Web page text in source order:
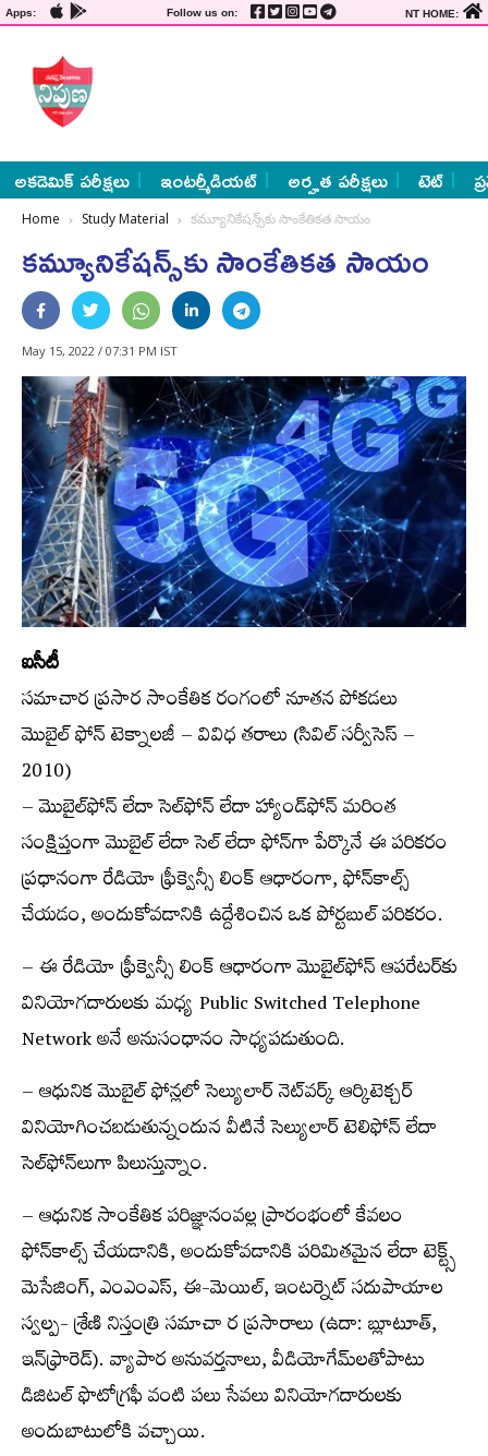
Apps: Follow us on: NT HOME:
అకడెమిక్ పరీక్షలు ఇంటర్మీడియట్ అర్హత పరీక్షలు టెట్
Home Study Material కమ్యూనికేషన్స్‌కు సాంకేతికత సాయం
కమ్యూనికేషన్స్‌కు సాంకేతికత సాయం
May 15, 2022 / 07:31 PM IST
ఐసీటీ
సమాచార ప్రసార సాంకేతిక రంగంలో నూతన పోకడలు
మొబైల్ ఫోన్ టెక్నాలజీ – వివిధ తరాలు (సివిల్ సర్వీసెస్ –
2010)
– మొబైల్‌ఫోన్ లేదా సెల్‌ఫోన్ లేదా హ్యాండ్‌ఫోన్ మరింత
సంక్షిప్తంగా మొబైల్ లేదా సెల్ లేదా ఫోన్‌గా పేర్కొనే ఈ పరికరం
ప్రధానంగా రేడియో ఫ్రీక్వెన్సీ లింక్ ఆధారంగా, ఫోన్‌కాల్స్
చేయడం, అందుకోవడానికి ఉద్దేశించిన ఒక పోర్టబుల్ పరికరం.
– ఈ రేడియో ఫ్రీక్వెన్సీ లింక్ ఆధారంగా మొబైల్‌ఫోన్ ఆపరేటర్‌కు
వినియోగదారులకు మధ్య Public Switched Telephone
Network అనే అనుసంధానం సాధ్యపడుతుంది.
– ఆధునిక మొబైల్ ఫోన్లలో సెల్యులార్ నెట్‌వర్క్ ఆర్కిటెక్చర్
వినియోగించబడుతున్నందున వీటినే సెల్యులార్ టెలిఫోన్ లేదా
సెల్‌ఫోన్‌లుగా పిలుస్తున్నాం.
– ఆధునిక సాంకేతిక పరిజ్ఞానంవల్ల ప్రారంభంలో కేవలం
ఫోన్‌కాల్స్ చేయడానికి, అందుకోవడానికి పరిమితమైన లేదా టెక్ట్స్
మెసేజింగ్, ఎంఎంఎస్, ఈ-మెయిల్, ఇంటర్నెట్ సదుపాయాల
స్వల్ప- శ్రేణి నిస్తంత్రి సమాచా ర ప్రసారాలు (ఉదా: బ్లూటూత్,
ఇన్‌ఫ్రారెడ్). వ్యాపార అనువర్తనాలు, వీడియోగేమ్‌లతోపాటు
డిజిటల్ ఫొటోగ్రఫీ వంటి పలు సేవలు వినియోగదారులకు
అందుబాటులోకి వచ్చాయి.